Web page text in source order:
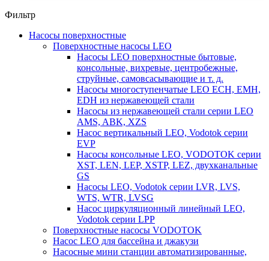
Фильтр
Насосы поверхностные
Поверхностные насосы LEO
Насосы LEO поверхностные бытовые,
консольные, вихревые, центробежные,
струйные, самовсасывающие и т. д.
Насосы многоступенчатые LEO ECH, EMH,
EDH из нержавеющей стали
Насосы из нержавеющей стали серии LEO
AMS, ABK, XZS
Насос вертикальный LEO, Vodotok серии
EVP
Насосы консольные LEO, VODOTOK серии
XST, LEN, LEP, XSTP, LEZ, двухканальные
GS
Насосы LEO, Vodotok серии LVR, LVS,
WTS, WTR, LVSG
Насос циркуляционный линейный LEO,
Vodotok серии LPP
Поверхностные насосы VODOTOK
Насос LEO для бассейна и джакузи
Насосные мини станции автоматизированные,